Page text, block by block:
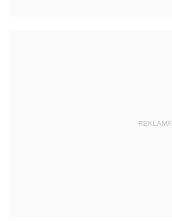
REKLAMA